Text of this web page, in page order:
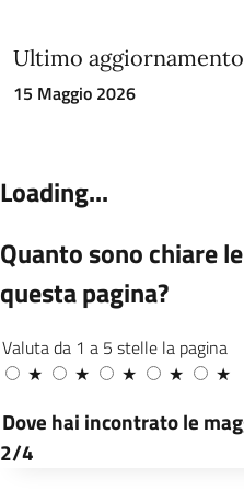
Ultimo aggiornamento
15 Maggio 2026